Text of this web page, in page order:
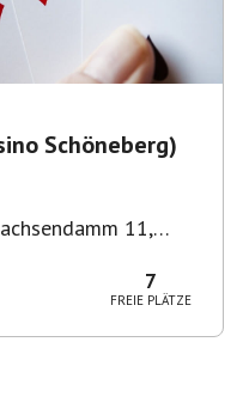
Schöneberg)
11,
7
FREIE PLÄTZE